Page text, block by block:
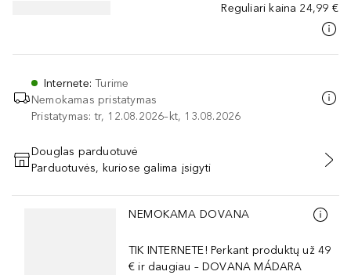
Reguliari kaina 24,99 €
Internete:Turime
Nemokamas pristatymas
Pristatymas: tr, 12.08.2026–kt, 13.08.2026
PRIDĖTI Į KREPŠELĮ
Douglas parduotuvė
Parduotuvės, kuriose galima įsigyti
Praleisti slankiklį
NEMOKAMA DOVANA
TIK INTERNETE! Perkant produktų už 49
€ ir daugiau – DOVANA MÁDARA